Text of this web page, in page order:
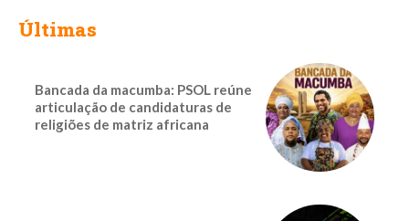
Últimas
Bancada da macumba: PSOL reúne
articulação de candidaturas de
religiões de matriz africana